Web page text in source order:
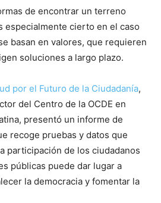
de encontrar un terreno
especialmente cierto en el caso
basan en valores, que requieren
soluciones a largo plazo.
por el Futuro de la Ciudadanía,
del Centro de la OCDE en
presentó un informe de
recoge pruebas y datos que
participación de los ciudadanos
públicas puede dar lugar a
la democracia y fomentar la